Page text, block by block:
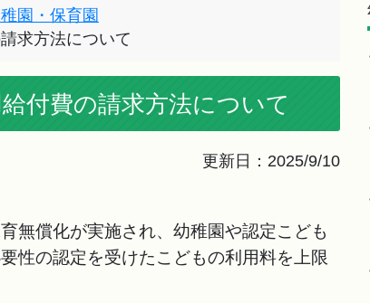
園・保育園
求方法について
付費の請求方法について
更新日：2025/9/10
無償化が実施され、幼稚園や認定こども
性の認定を受けたこどもの利用料を上限